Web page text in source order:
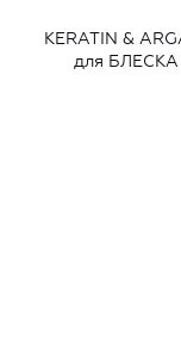
KERATIN &
для